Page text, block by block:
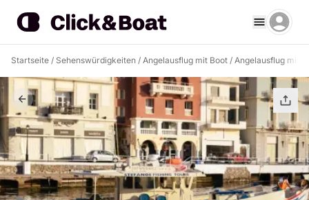
Startseite / Sehenswürdigkeiten / Angelausflug mit Boot / Angelausflug mit